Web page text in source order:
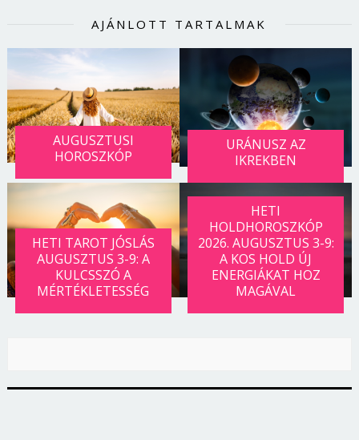
AJÁNLOTT TARTALMAK
AUGUSZTUSI
HOROSZKÓP
URÁNUSZ AZ
IKREKBEN
HETI TAROT JÓSLÁS
AUGUSZTUS 3-9: A
KULCSSZÓ A
MÉRTÉKLETESSÉG
HETI
HOLDHOROSZKÓP
2026. AUGUSZTUS 3-9:
A KOS HOLD ÚJ
ENERGIÁKAT HOZ
MAGÁVAL
E-mail cím vagy felhasználónév